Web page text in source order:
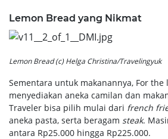
Lemon Bread yang Nikmat
Lemon Bread (c) Helga Christina/Travelingyuk
Sementara untuk makanannya, For the
menyediakan aneka camilan dan
Traveler bisa pilih mulai dari french
aneka pasta, serta beragam steak.
antara Rp25.000 hingga Rp225.000.